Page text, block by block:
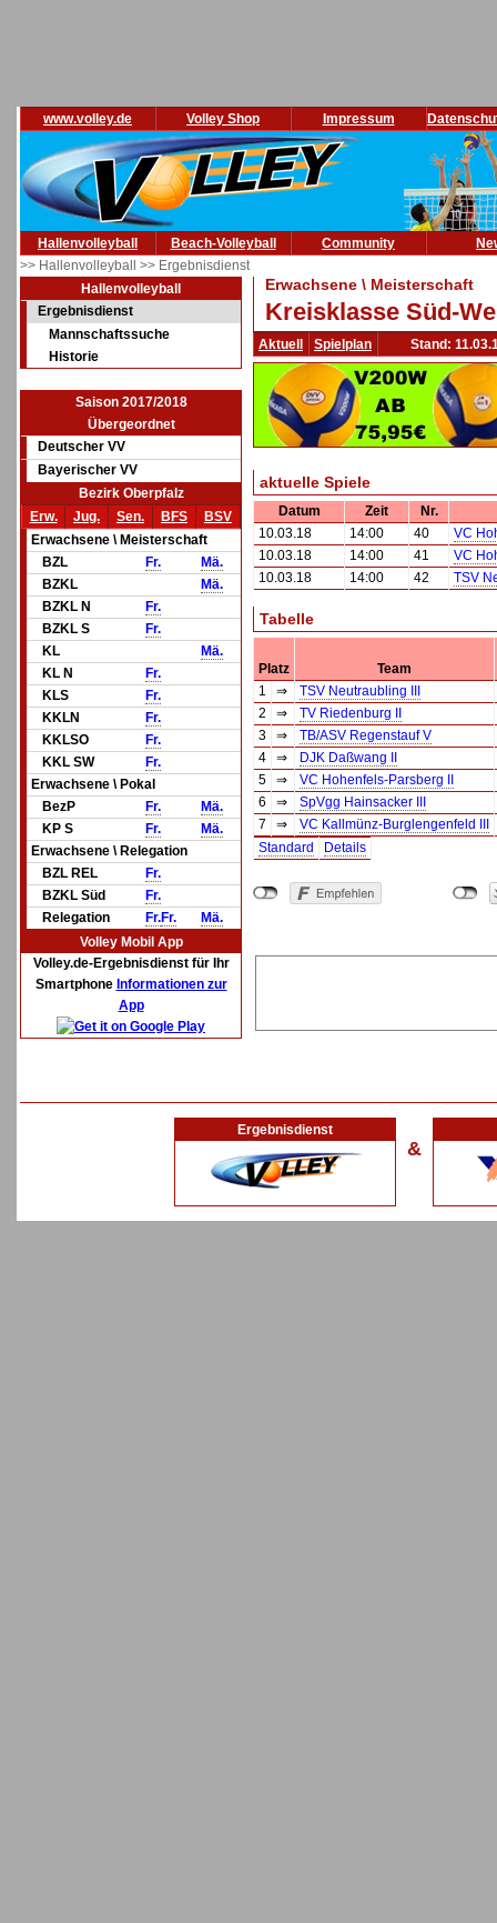
www.volley.de Volley Shop Impressum
Hallenvolleyball Beach-Volleyball Community
>> Hallenvolleyball >> Ergebnisdienst
Hallenvolleyball
Ergebnisdienst
Mannschaftssuche
Historie
Saison 2017/2018
Übergeordnet
Deutscher VV
Bayerischer VV
Bezirk Oberpfalz
Erw.
Jug. Sen. BFS
BSV
Erwachsene \ Meisterschaft
BZL
Fr.
Mä.
BZKL
Mä.
BZKL N
Fr.
BZKL S
Fr.
KL
Mä.
KL N
Fr.
KLS
Fr.
KKLN
Fr.
KKLSO
Fr.
KKL SW
Fr.
Erwachsene \ Pokal
BezP
Fr.
Mä.
KP S
Fr.
Mä.
Erwachsene \ Relegation
BZL REL
Fr.
BZKL Süd
Fr.
Relegation
Fr.Fr.
Mä.
Volley Mobil App
Volley.de-Ergebnisdienst für Ihr
Smartphone Informationen zur
App
Erwachsene \ Meisterschaft
Kreisklasse Süd-
Aktuell Spielplan Stand:
aktuelle Spiele
Datum Zeit
Nr.
10.03.18
14:00 40
VC
10.03.18
14:00 41
VC
10.03.18
14:00 42 TSV
Tabelle
Platz
Team
1
⇒
TSV Neutraubling III
2
⇒
TV Riedenburg II
3
⇒
TB/ASV Regenstauf V
4
⇒
DJK Daßwang II
5
⇒
VC Hohenfels-Parsberg II
6
⇒
SpVgg Hainsacker III
7
⇒
VC Kallmünz-Burglengenfeld III
Standard
Details
Ergebnisdienst
&